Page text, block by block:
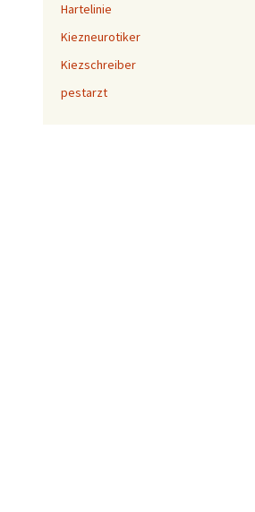
Hartelinie
Kiezneurotiker
Kiezschreiber
pestarzt